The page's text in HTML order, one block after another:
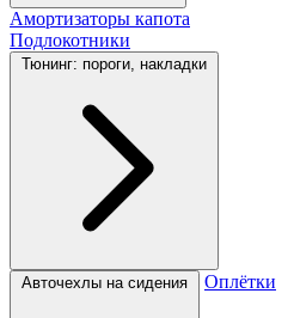
Амортизаторы капота
Подлокотники
Тюнинг: пороги, накладки
Авточехлы на сидения Оплётки